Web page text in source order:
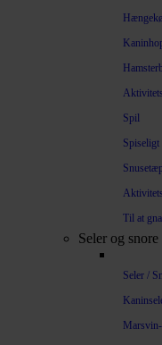
Spil
Spiseligt
Til at
Seler og snore
Seler /